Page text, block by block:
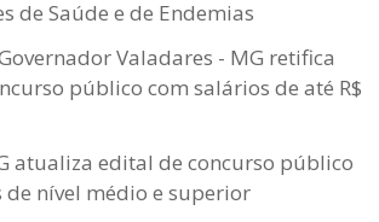
de Saúde e de Endemias
Valadares - MG retifica
público com salários de até R$
atualiza edital de concurso público
de nível médio e superior